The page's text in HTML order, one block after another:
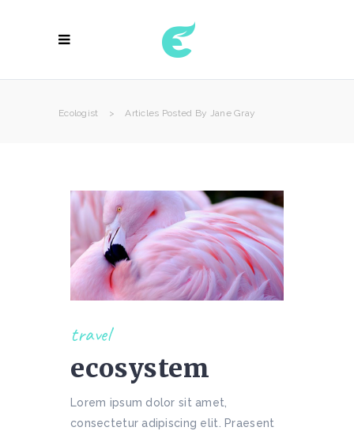
Ecologist > Articles Posted By Jane Gray
travel
ecosystem
Lorem ipsum dolor sit amet,
consectetur adipiscing elit. Praesent